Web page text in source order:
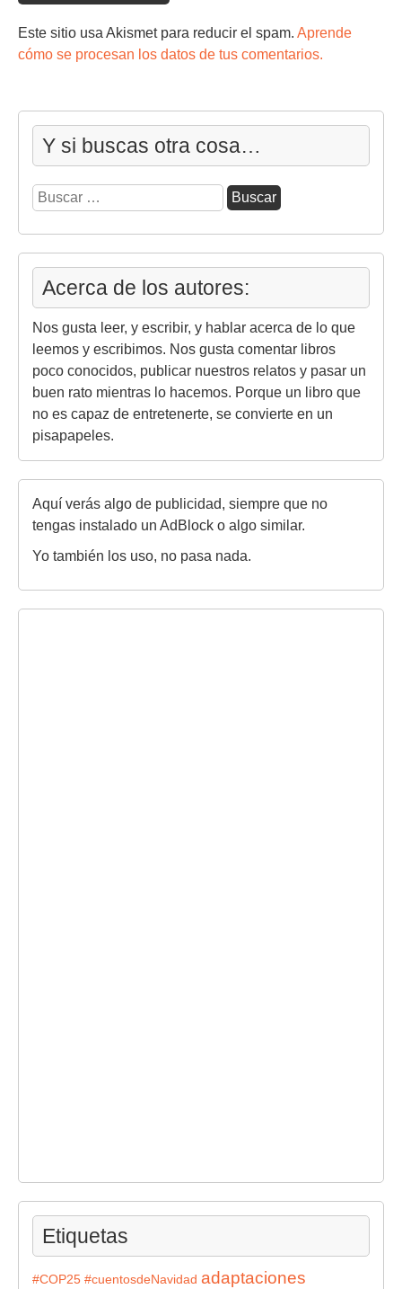
Este sitio usa Akismet para reducir el spam. Aprende
cómo se procesan los datos de tus comentarios.
Y si buscas otra cosa…
Buscar:
Acerca de los autores:
Nos gusta leer, y escribir, y hablar acerca de lo que
leemos y escribimos. Nos gusta comentar libros
poco conocidos, publicar nuestros relatos y pasar un
buen rato mientras lo hacemos. Porque un libro que
no es capaz de entretenerte, se convierte en un
pisapapeles.
Aquí verás algo de publicidad, siempre que no
tengas instalado un AdBlock o algo similar.
Yo también los uso, no pasa nada.
Etiquetas
#COP25 #cuentosdeNavidad adaptaciones